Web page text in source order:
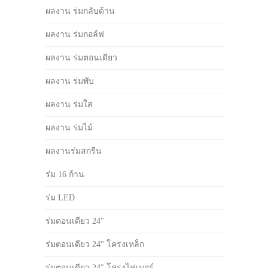
ผลงาน ร่มกลับด้าน
ผลงาน ร่มกอล์ฟ
ผลงาน ร่มตอนเดียว
ผลงาน ร่มพับ
ผลงาน ร่มใส
ผลงาน ร่มไม้
ผลงานร่มสกรีน
ร่ม 16 ก้าน
ร่ม LED
ร่มตอนเดียว 24"
ร่มตอนเดียว 24" โครงเหล็ก